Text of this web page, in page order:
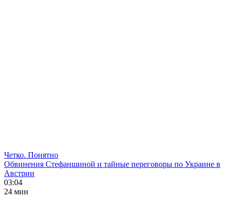
Четко. Понятно
Обвинения Стефаншиной и тайные переговоры по Украине в
Австрии
03:04
24 мин